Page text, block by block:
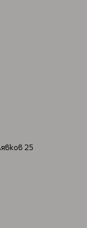
с чувствителен
естествения нюанс.
цели при
е да се постигне
за коса за мъже
че да предоставят
25